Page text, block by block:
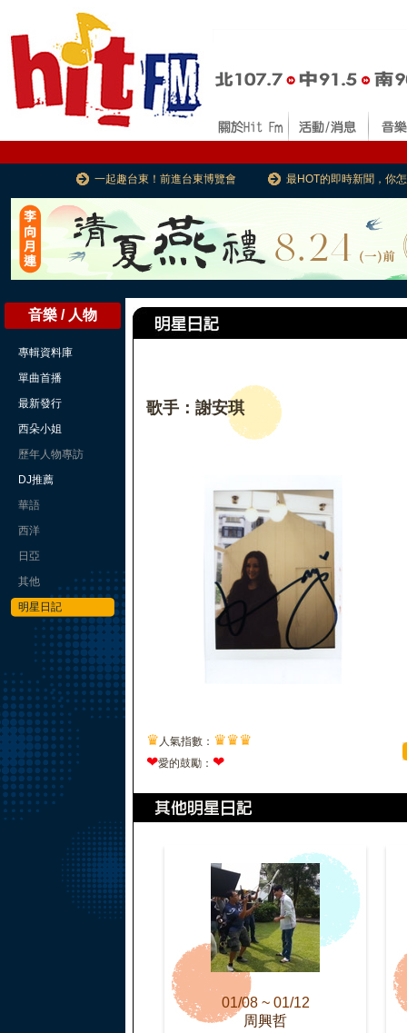
一起趣台東！前進台東博覽會 最HOT的即時新聞，你
音樂 / 人物
專輯資料庫
單曲首播
最新發行
西朵小姐
歷年人物專訪
DJ推薦
華語
西洋
日亞
其他
明星日記
歌手：謝安琪
♛ 人氣指數： ♛♛♛
❤愛的鼓勵： ❤
01/08 ~ 01/12
周興哲